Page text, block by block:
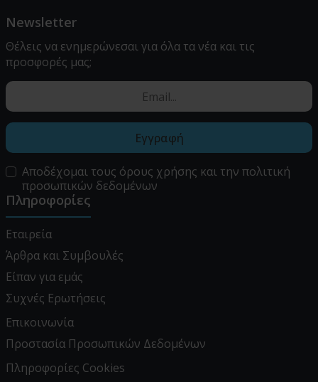
Newsletter
Θέλεις να ενημερώνεσαι για όλα τα νέα και τις
προσφορές μας;
Εγγραφή
Αποδέχομαι τους όρους χρήσης και την πολιτική
προσωπικών δεδομένων
Πληροφορίες
Εταιρεία
Άρθρα και Συμβουλές
Είπαν για εμάς
Συχνές Ερωτήσεις
Επικοινωνία
Προστασία Προσωπικών Δεδομένων
Πληροφορίες Cookies